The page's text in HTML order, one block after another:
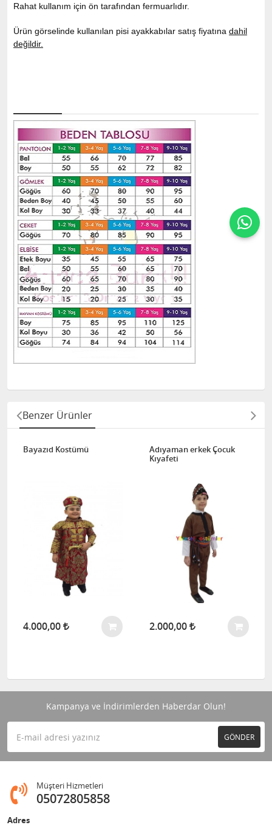
Rahat kullanım için ön tarafından fermuarlıdır.
Ürün görselinde kullanılan pisi ayakkabılar satış fiyatına dahil
değildir.
Benzer Ürünler
Bayazıd Kostümü
4.000,00
Adıyaman erkek Çocuk
Kıyafeti
2.000,00
Kampanya ve İndirimlerden Haberdar Olun!
GÖNDER
Müşteri Hizmetleri
05072805858
Adres